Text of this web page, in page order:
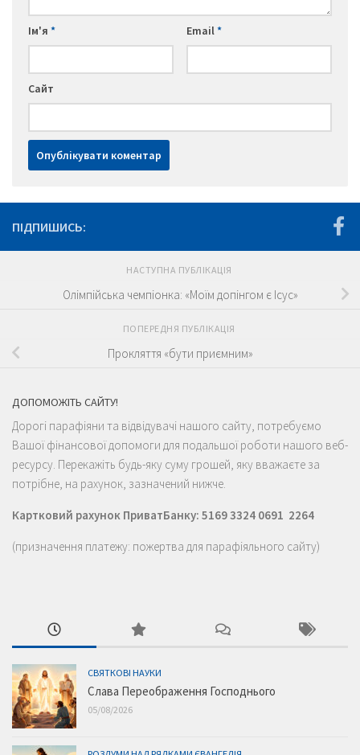
Ім'я * Email*
Сайт
ПІДПИШИСЬ:
НАСТУПНА ПУБЛІКАЦІЯ
Олімпійська чемпіонка: «Моїм допінгом є Ісус»
ПОПЕРЕДНЯ ПУБЛІКАЦІЯ
Прокляття «бути приємним»
ДОПОМОЖІТЬ САЙТУ!
Дорогі парафіяни та відвідувачі нашого сайту, потребуємо
Вашої фінансової допомоги для подальшої роботи нашого веб-
ресурсу. Перекажіть будь-яку суму грошей, яку вважаєте за
потрібне, на рахунок, зазначений нижче.
Картковий рахунок ПриватБанку: 5169 3324 0691 2264
(призначення платежу: пожертва для парафіяльного сайту)
СВЯТКОВІ НАУКИ
Слава Переображення Господнього
05/08/2026